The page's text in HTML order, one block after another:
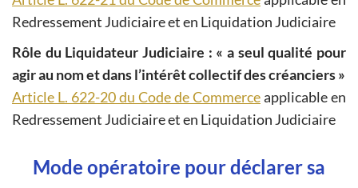
Redressement Judiciaire et en Liquidation Judiciaire
Rôle du Liquidateur Judiciaire : « a seul qualité pour
agir au nom et dans l’intérêt collectif des créanciers »
Article L. 622-20 du Code de Commerceapplicable en
Redressement Judiciaire et en Liquidation Judiciaire
Mode opératoire pour déclarer sa